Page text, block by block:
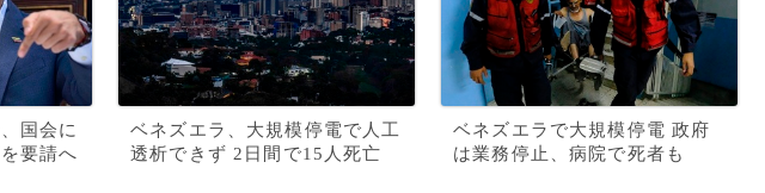
国会に
要請へ
ベネズエラ、大規模停電で人工
透析できず 2日間で15人死亡
ベネズエラで大規模停電 政府
は業務停止、病院で死者も